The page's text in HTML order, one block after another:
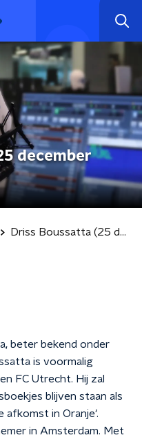
december
Driss Boussatta (25 december 2022)
beter bekend onder
is voormalig
FC Utrecht. Hij zal
blijven staan als
afkomst in Oranje'.
in Amsterdam. Met